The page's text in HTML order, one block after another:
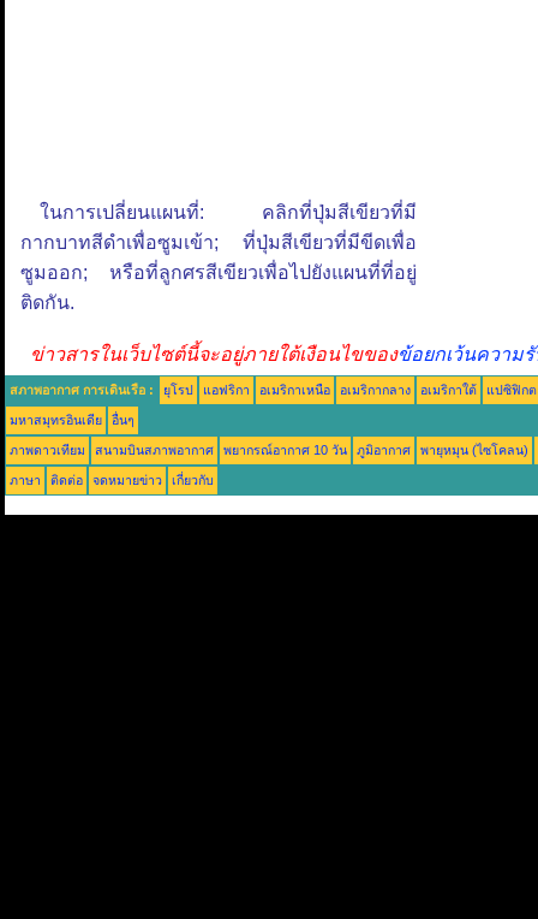
ในการเปลี่ยนแผนที่: คลิกที่ปุ่มสีเขียวที่มี
กากบาทสีดำเพื่อซูมเข้า; ที่ปุ่มสีเขียวที่มีขีดเพื่อ
ซูมออก; หรือที่ลูกศรสีเขียวเพื่อไปยังแผนที่ที่อยู่
ติดกัน.
ข่าวสารในเว็บไซต์นี้จะอยู่ภายใต้เงือนไขของข้อยกเว้นความ
สภาพอากาศ การเดินเรือ : ยุโรป แอฟริกา อเมริกาเหนือ อเมริกากลาง อเมริกาใต้ แปซิฟิกต
มหาสมุทรอินเดีย อื่นๆ
ภาพดาวเทียม สนามบินสภาพอากาศ พยากรณ์อากาศ 10 วัน ภูมิอากาศ พายุหมุน (ไซโคลน)
ภาษา ติดต่อ จดหมายข่าว เกี่ยวกับ